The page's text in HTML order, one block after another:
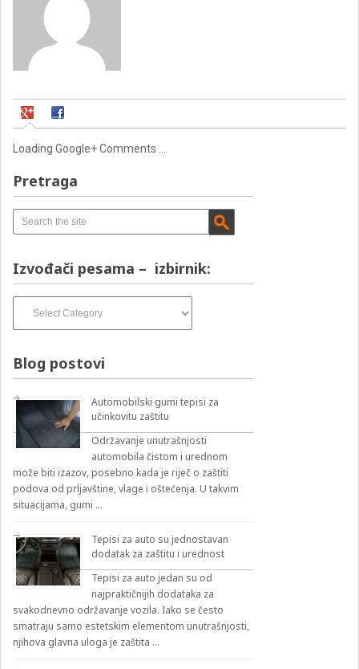
Loading Google+ Comments ...
Pretraga
Izvođači pesama – izbirnik:
pesama
Blog postovi
Automobilski gumi tepisi za
učinkovitu zaštitu
Održavanje unutrašnjosti
automobila čistom i urednom
može biti izazov, posebno kada je riječ o zaštiti
podova od prljavštine, vlage i oštećenja. U takvim
situacijama, gumi …
Tepisi za auto su jednostavan
dodatak za zaštitu i urednost
Tepisi za auto jedan su od
najpraktičnijih dodataka za
svakodnevno održavanje vozila. Iako se često
smatraju samo estetskim elementom unutrašnjosti,
njihova glavna uloga je zaštita …